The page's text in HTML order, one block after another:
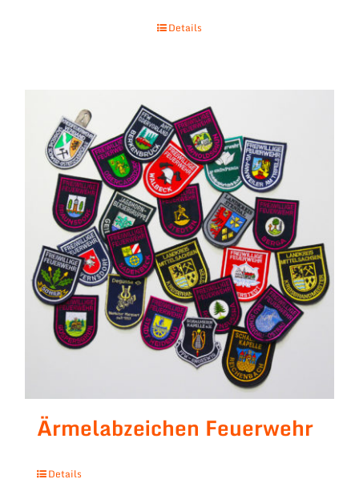
Details
Ärmelabzeichen Feuerwehr
Details